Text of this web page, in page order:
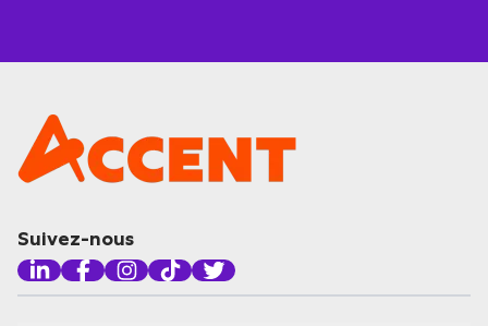
Suivez-nous